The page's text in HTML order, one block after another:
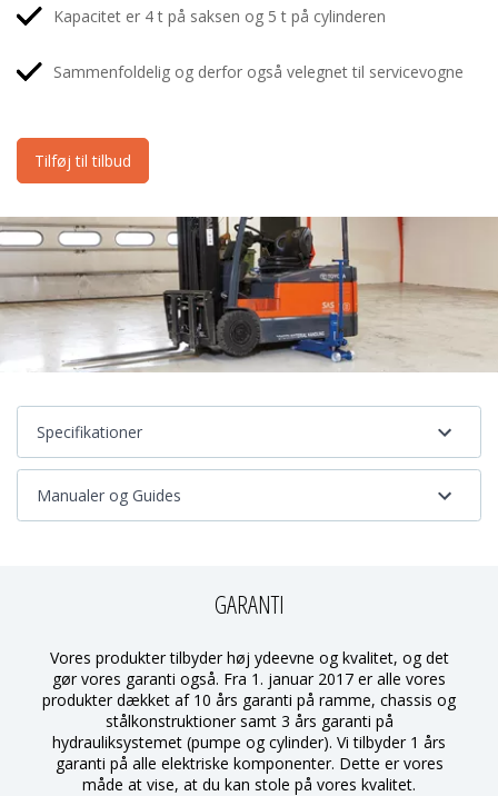
Kapacitet er 4 t på saksen og 5 t på cylinderen
Sammenfoldelig og derfor også velegnet til servicevogne
Tilføj til tilbud
Specifikationer
Manualer og Guides
GARANTI
Vores produkter tilbyder høj ydeevne og kvalitet, og det
gør vores garanti også. Fra 1. januar 2017 er alle vores
produkter dækket af 10 års garanti på ramme, chassis og
stålkonstruktioner samt 3 års garanti på
hydrauliksystemet (pumpe og cylinder). Vi tilbyder 1 års
garanti på alle elektriske komponenter. Dette er vores
måde at vise, at du kan stole på vores kvalitet.